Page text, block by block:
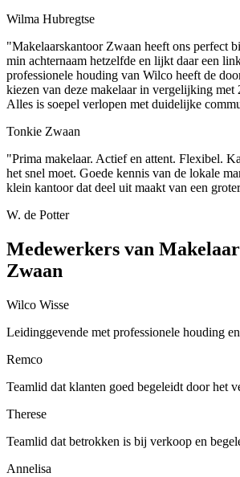
Wilma Hubregtse
"Makelaarskantoor Zwaan heeft ons perfect
min achternaam hetzelfde en lijkt daar een
professionele houding van Wilco heeft de
kiezen van deze makelaar in vergelijking met
Alles is soepel verlopen met duidelijke
Tonkie Zwaan
"Prima makelaar. Actief en attent. Flexibel.
het snel moet. Goede kennis van de lokale
klein kantoor dat deel uit maakt van een
W. de Potter
Medewerkers van
Zwaan
Wilco Wisse
Leidinggevende met professionele houding
Remco
Teamlid dat klanten goed begeleidt door het
Therese
Teamlid dat betrokken is bij verkoop en
Annelisa